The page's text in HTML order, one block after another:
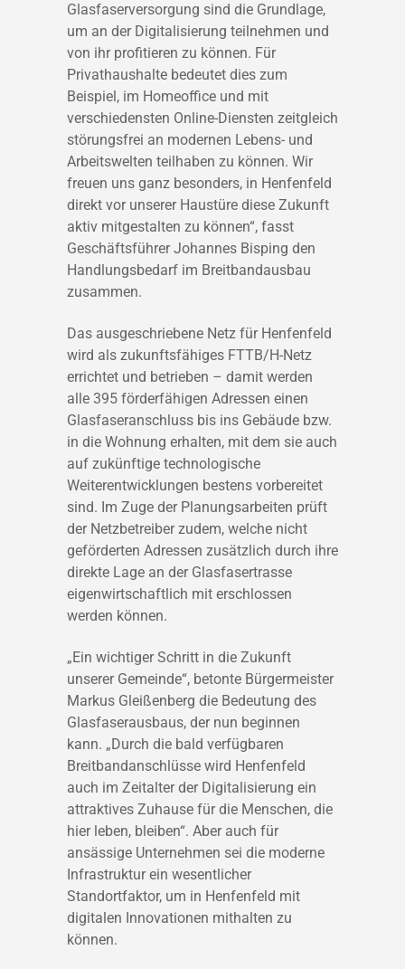
Glasfaserversorgung sind die Grundlage,
um an der Digitalisierung teilnehmen und
von ihr profitieren zu können. Für
Privathaushalte bedeutet dies zum
Beispiel, im Homeoffice und mit
verschiedensten Online-Diensten zeitgleich
störungsfrei an modernen Lebens- und
Arbeitswelten teilhaben zu können. Wir
freuen uns ganz besonders, in Henfenfeld
direkt vor unserer Haustüre diese Zukunft
aktiv mitgestalten zu können“, fasst
Geschäftsführer Johannes Bisping den
Handlungsbedarf im Breitbandausbau
zusammen.
Das ausgeschriebene Netz für Henfenfeld
wird als zukunftsfähiges FTTB/H-Netz
errichtet und betrieben – damit werden
alle 395 förderfähigen Adressen einen
Glasfaseranschluss bis ins Gebäude bzw.
in die Wohnung erhalten, mit dem sie auch
auf zukünftige technologische
Weiterentwicklungen bestens vorbereitet
sind. Im Zuge der Planungsarbeiten prüft
der Netzbetreiber zudem, welche nicht
geförderten Adressen zusätzlich durch ihre
direkte Lage an der Glasfasertrasse
eigenwirtschaftlich mit erschlossen
werden können.
„Ein wichtiger Schritt in die Zukunft
unserer Gemeinde“, betonte Bürgermeister
Markus Gleißenberg die Bedeutung des
Glasfaserausbaus, der nun beginnen
kann. „Durch die bald verfügbaren
Breitbandanschlüsse wird Henfenfeld
auch im Zeitalter der Digitalisierung ein
attraktives Zuhause für die Menschen, die
hier leben, bleiben“. Aber auch für
ansässige Unternehmen sei die moderne
Infrastruktur ein wesentlicher
Standortfaktor, um in Henfenfeld mit
digitalen Innovationen mithalten zu
können.